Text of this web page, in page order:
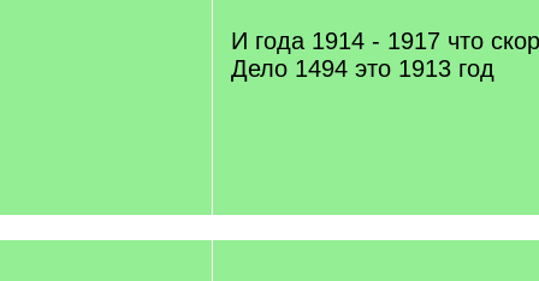
И года 1914 - 1917 что
Дело 1494 это 1913 год